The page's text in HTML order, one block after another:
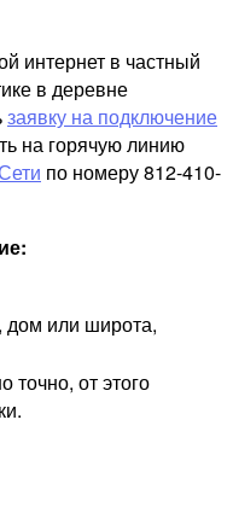
интернет в частный
в деревне
заявку на подключение
на горячую линию
по номеру 812-410-
дом или широта,
точно, от этого